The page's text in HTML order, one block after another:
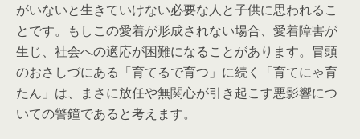
がいないと生きていけない必要な人と子供に思われるこ
とです。もしこの愛着が形成されない場合、愛着障害が
生じ、社会への適応が困難になることがあります。冒頭
のおさしづにある「育てるで育つ」に続く「育てにゃ育
たん」は、まさに放任や無関心が引き起こす悪影響につ
いての警鐘であると考えます。